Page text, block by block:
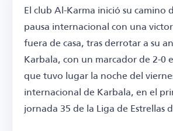
El club Al-Karma inició su camino
pausa internacional con una
fuera de casa, tras derrotar a su
Karbala, con un marcador de 2-0
que tuvo lugar la noche del
internacional de Karbala, en el
jornada 35 de la Liga de Estrellas